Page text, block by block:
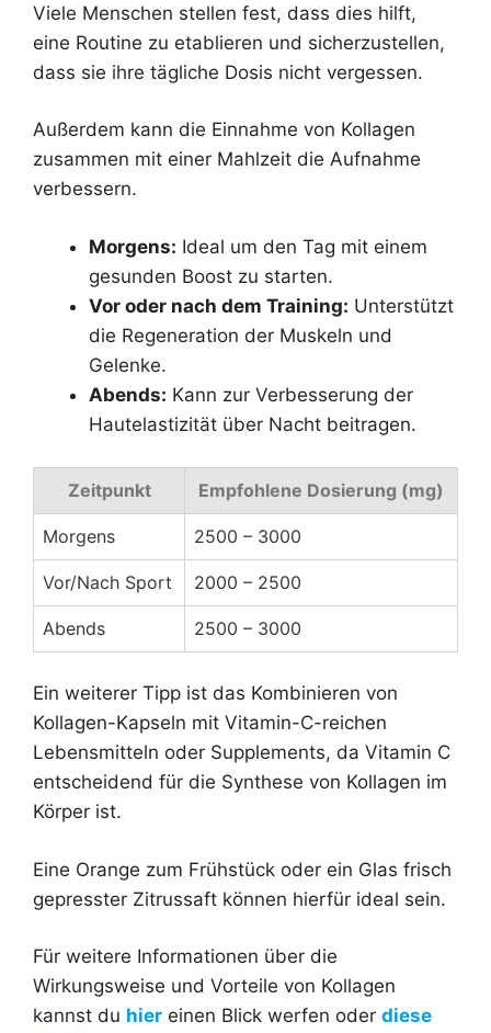
Viele Menschen stellen fest, dass dies hilft,
eine Routine zu etablieren und sicherzustellen,
dass sie ihre tägliche Dosis nicht vergessen.
Außerdem kann die Einnahme von Kollagen
zusammen mit einer Mahlzeit die Aufnahme
verbessern.
Morgens: Ideal um den Tag mit einem
gesunden Boost zu starten.
Vor oder nach dem Training: Unterstützt
die Regeneration der Muskeln und
Gelenke.
Abends: Kann zur Verbesserung der
Hautelastizität über Nacht beitragen.
Zeitpunkt Empfohlene Dosierung (mg)
Morgens 2500 – 3000
Vor/Nach Sport 2000 – 2500
Abends 2500 – 3000
Ein weiterer Tipp ist das Kombinieren von
Kollagen-Kapseln mit Vitamin-C-reichen
Lebensmitteln oder Supplements, da Vitamin C
entscheidend für die Synthese von Kollagen im
Körper ist.
Eine Orange zum Frühstück oder ein Glas frisch
gepresster Zitrussaft können hierfür ideal sein.
Für weitere Informationen über die
Wirkungsweise und Vorteile von Kollagen
kannst du hier einen Blick werfen oder diese